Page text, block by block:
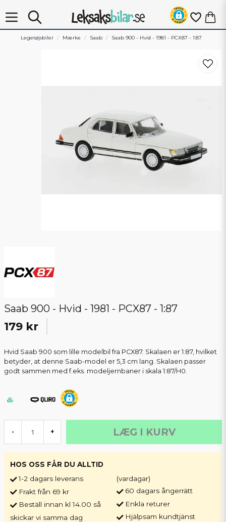
Legetøjsbiler Mærke Saab Saab 900 - Hvid - 1981 - PCX87 - 1:87
Saab 900 - Hvid - 1981 - PCX87 - 1:87
179 kr
Hvid Saab 900 som lille modelbil fra PCX87. Skalaen er 1:87, hvilket
betyder, at denne Saab-model er 5,3 cm lang. Skalaen passer
godt sammen med f.eks. modeljernbaner i skala 1:87/H0.
- + LÆG I KURV
HOS OSS FÅR DU ALLTID
1-2 dagars leverans
Frakt från 69 kr
Beställ innan kl 14.00 så
skickar vi samma dag
(vardagar)
60 dagars ångerrätt
Enkla returer
Hjälpsam kundtjänst